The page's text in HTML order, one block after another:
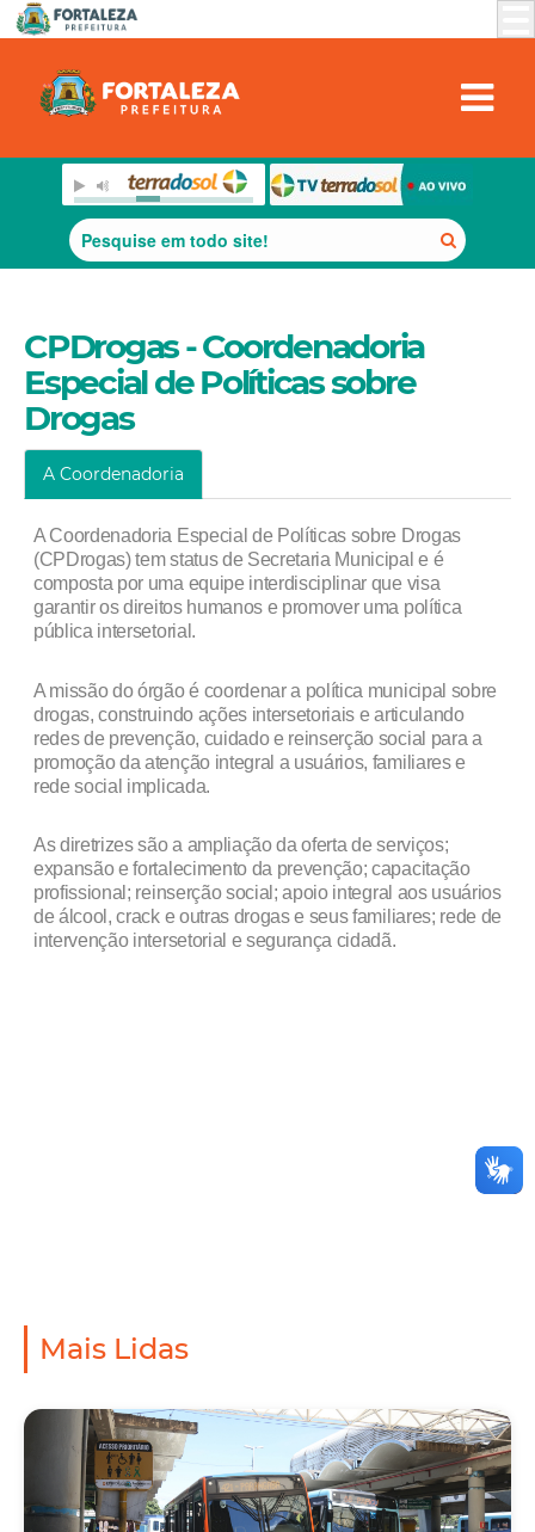
CPDrogas - Coordenadoria
Especial de Políticas sobre
Drogas
A Coordenadoria
A Coordenadoria Especial de Políticas sobre Drogas
(CPDrogas) tem status de Secretaria Municipal e é
composta por uma equipe interdisciplinar que visa
garantir os direitos humanos e promover uma política
pública intersetorial.
A missão do órgão é coordenar a política municipal sobre
drogas, construindo ações intersetoriais e articulando
redes de prevenção, cuidado e reinserção social para a
promoção da atenção integral a usuários, familiares e
rede social implicada.
As diretrizes são a ampliação da oferta de serviços;
expansão e fortalecimento da prevenção; capacitação
profissional; reinserção social; apoio integral aos usuários
de álcool, crack e outras drogas e seus familiares; rede de
intervenção intersetorial e segurança cidadã.
Mais Lidas